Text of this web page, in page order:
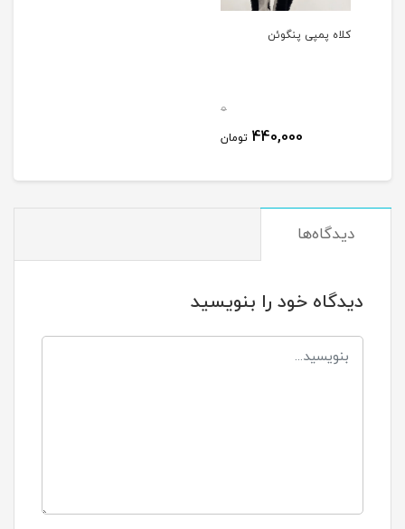
کلاه پمپی پنگوئن
0
440,000 تومان
دیدگاه‌ها
دیدگاه خود را بنویسید